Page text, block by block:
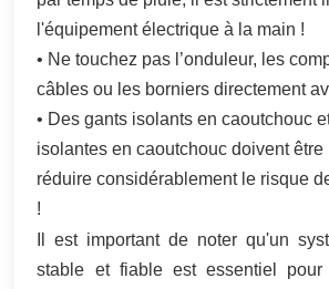
l'équipement électrique à la main !
• Ne touchez pas l’onduleur, les
câbles ou les borniers directement
• Des gants isolants en caoutchouc
isolantes en caoutchouc doivent être
réduire considérablement le risque
!
Il est important de noter qu'un
stable et fiable est essentiel pour